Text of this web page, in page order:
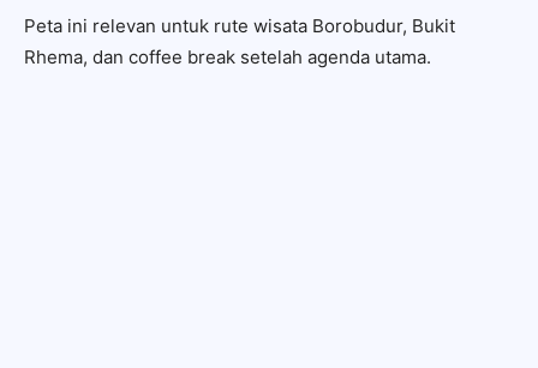
Peta ini relevan untuk rute wisata Borobudur, Bukit
Rhema, dan coffee break setelah agenda utama.